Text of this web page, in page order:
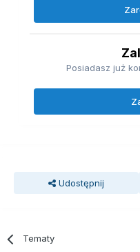
Posiadasz już
Udostępnij
Tematy